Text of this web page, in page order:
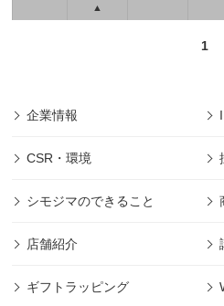
▲
1
企業情報
CSR・環境
シモジマのできること
店舗紹介
ギフトラッピング